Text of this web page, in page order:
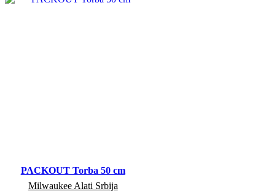
PACKOUT Torba 50 cm
Milwaukee Alati Srbija